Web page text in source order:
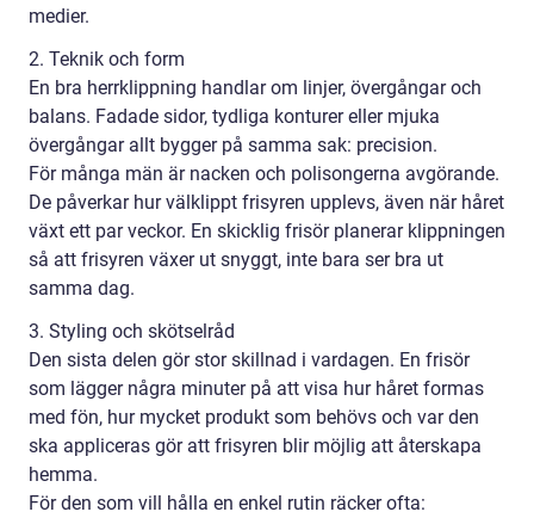
medier.
2. Teknik och form
En bra herrklippning handlar om linjer, övergångar och
balans. Fadade sidor, tydliga konturer eller mjuka
övergångar allt bygger på samma sak: precision.
För många män är nacken och polisongerna avgörande.
De påverkar hur välklippt frisyren upplevs, även när håret
växt ett par veckor. En skicklig frisör planerar klippningen
så att frisyren växer ut snyggt, inte bara ser bra ut
samma dag.
3. Styling och skötselråd
Den sista delen gör stor skillnad i vardagen. En frisör
som lägger några minuter på att visa hur håret formas
med fön, hur mycket produkt som behövs och var den
ska appliceras gör att frisyren blir möjlig att återskapa
hemma.
För den som vill hålla en enkel rutin räcker ofta: